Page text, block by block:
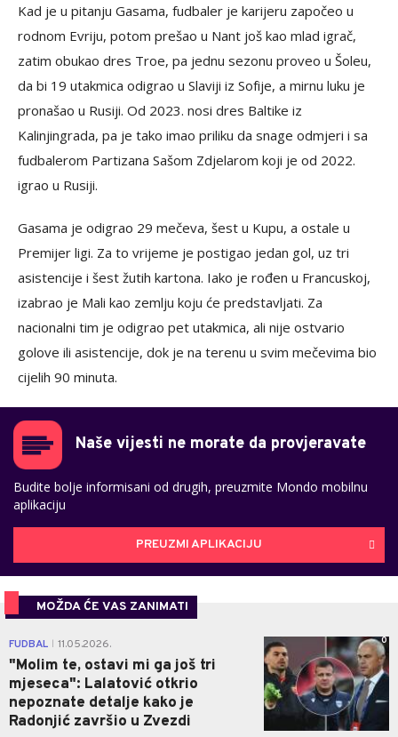
Kad je u pitanju Gasama, fudbaler je karijeru započeo u
rodnom Evriju, potom prešao u Nant još kao mlad igrač,
zatim obukao dres Troe, pa jednu sezonu proveo u Šoleu,
da bi 19 utakmica odigrao u Slaviji iz Sofije, a mirnu luku je
pronašao u Rusiji. Od 2023. nosi dres Baltike iz
Kalinjingrada, pa je tako imao priliku da snage odmjeri i sa
fudbalerom Partizana Sašom Zdjelarom koji je od 2022.
igrao u Rusiji.
Gasama je odigrao 29 mečeva, šest u Kupu, a ostale u
Premijer ligi. Za to vrijeme je postigao jedan gol, uz tri
asistencije i šest žutih kartona. Iako je rođen u Francuskoj,
izabrao je Mali kao zemlju koju će predstavljati. Za
nacionalni tim je odigrao pet utakmica, ali nije ostvario
golove ili asistencije, dok je na terenu u svim mečevima bio
cijelih 90 minuta.
Naše vijesti ne morate da provjeravate
Budite bolje informisani od drugih, preuzmite Mondo mobilnu
aplikaciju
PREUZMI APLIKACIJU
MOŽDA ĆE VAS ZANIMATI
FUDBAL 11.05.2026.
"Molim te, ostavi mi ga još tri
mjeseca": Lalatović otkrio
nepoznate detalje kako je
Radonjić završio u Zvezdi
0